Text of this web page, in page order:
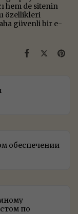
hem de sitenin
özellikleri
güvenli bir e-
обеспечении
по